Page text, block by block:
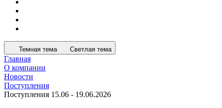
Темная тема Светлая тема
Главная
О компании
Новости
Поступления
Поступления 15.06 - 19.06.2026